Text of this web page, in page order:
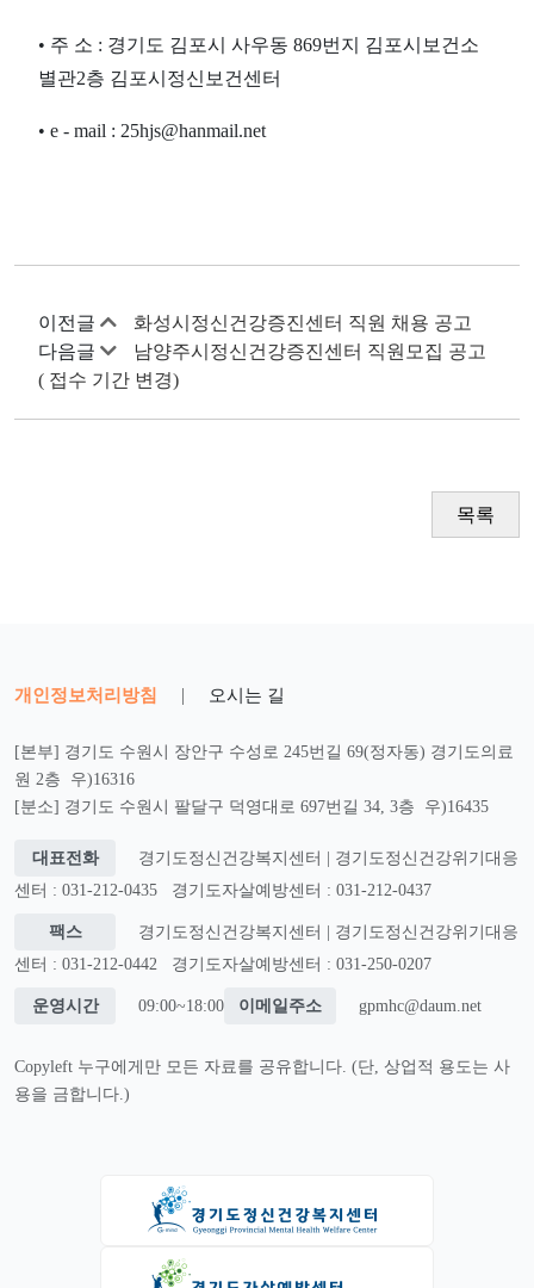
• 주 소 : 경기도 김포시 사우동 869번지 김포시보건소
별관2층 김포시정신보건센터
• e - mail : 25hjs@hanmail.net
이전글
화성시정신건강증진센터 직원 채용 공고
다음글
남양주시정신건강증진센터 직원모집 공고
( 접수 기간 변경)
목록
개인정보처리방침 | 오시는 길
[본부] 경기도 수원시 장안구 수성로 245번길 69(정자동) 경기도의료
원 2층 우)16316
[분소] 경기도 수원시 팔달구 덕영대로 697번길 34, 3층 우)16435
대표전화
경기도정신건강복지센터 | 경기도정신건강위기대응
센터 : 031-212-0435
경기도자살예방센터 : 031-212-0437
팩스
경기도정신건강복지센터 | 경기도정신건강위기대응
센터 : 031-212-0442
경기도자살예방센터 : 031-250-0207
운영시간 09:00~18:00 이메일주소 gpmhc@daum.net
Copyleft 누구에게만 모든 자료를 공유합니다. (단, 상업적 용도는 사
용을 금합니다.)